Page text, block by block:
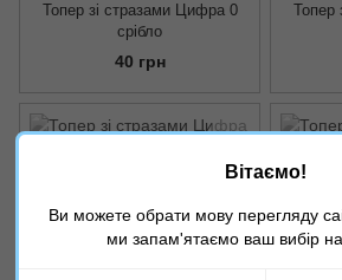
Топер зі стразами Цифра 0
срібло
40 грн
Топер
Вітаємо!
Ви можете обрати мову перегляду
ми запам'ятаємо ваш вибір